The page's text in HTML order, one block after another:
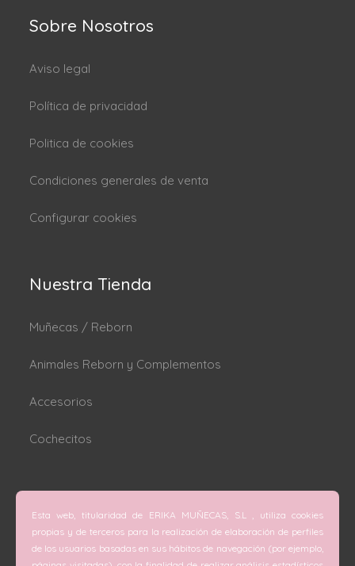
Sobre Nosotros
Aviso legal
Política de privacidad
Politica de cookies
Condiciones generales de venta
Configurar cookies
Nuestra Tienda
Muñecas / Reborn
Animales Reborn y Complementos
Accesorios
Cochecitos
C/ San Vicente Mártir nº 74 (Valencia).
C/ Doctor Melis nº 6 (Grao de Gandía).
Esta web, titularidad de ERIKA MUÑECAS, S.L , utiliza cookies
propias y de terceros para la realización de elaboración de perfiles
de los usuarios basadas en sus hábitos de navegación (por ejemplo,